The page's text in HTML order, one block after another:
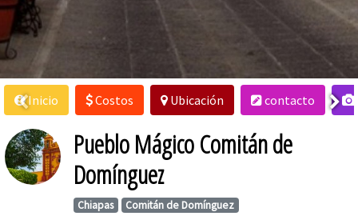
Inicio Costos Ubicación contacto
Pueblo Mágico Comitán de
Domínguez
Chiapas Comitán de Domínguez